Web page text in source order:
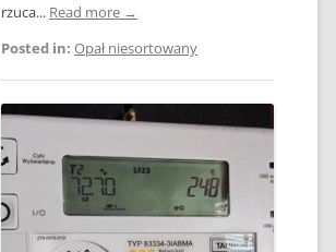
rzuca... Read more →
Posted in: Opał niesortowany